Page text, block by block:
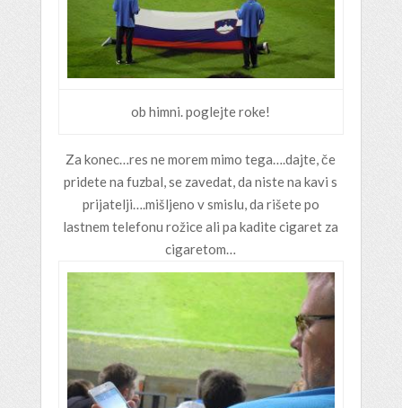
ob himni. poglejte roke!
Za konec…res ne morem mimo tega….dajte, če
pridete na fuzbal, se zavedat, da niste na kavi s
prijatelji….mišljeno v smislu, da rišete po
lastnem telefonu rožice ali pa kadite cigaret za
cigaretom…